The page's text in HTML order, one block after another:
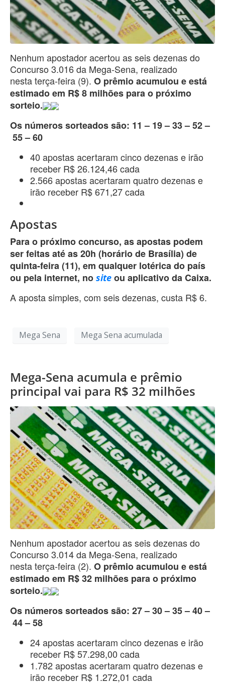
Nenhum apostador acertou as seis dezenas do
Concurso 3.016 da Mega-Sena, realizado
nesta terça-feira (9). O prêmio acumulou e está
estimado em R$ 8 milhões para o próximo
sorteio.
Os números sorteados são: 11 – 19 – 33 – 52 –
55 – 60
40 apostas acertaram cinco dezenas e irão
receber R$ 26.124,46 cada
2.566 apostas acertaram quatro dezenas e
irão receber R$ 671,27 cada
Apostas
Para o próximo concurso, as apostas podem
ser feitas até as 20h (horário de Brasília) de
quinta-feira (11), em qualquer lotérica do país
ou pela internet, no site ou aplicativo da Caixa.
A aposta simples, com seis dezenas, custa R$ 6.
Mega Sena Mega Sena acumulada
Mega-Sena acumula e prêmio
principal vai para R$ 32 milhões
Nenhum apostador acertou as seis dezenas do
Concurso 3.014 da Mega-Sena, realizado
nesta terça-feira (2). O prêmio acumulou e está
estimado em R$ 32 milhões para o próximo
sorteio.
Os números sorteados são: 27 – 30 – 35 – 40 –
44 – 58
24 apostas acertaram cinco dezenas e irão
receber R$ 57.298,00 cada
1.782 apostas acertaram quatro dezenas e
irão receber R$ 1.272,01 cada